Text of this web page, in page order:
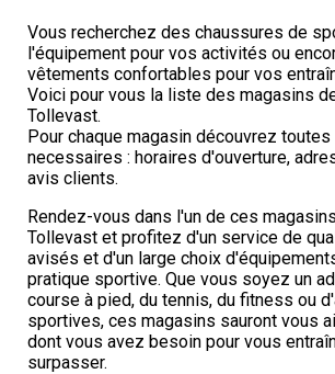
Vous recherchez des chaussures de
l'équipement pour vos activités ou
vêtements confortables pour vos
Voici pour vous la liste des magasins
Tollevast.
Pour chaque magasin découvrez
necessaires : horaires d'ouverture,
avis clients.
Rendez-vous dans l'un de ces
Tollevast et profitez d'un service de
avisés et d'un large choix
pratique sportive. Que vous soyez un
course à pied, du tennis, du fitness ou
sportives, ces magasins sauront vous
dont vous avez besoin pour vous
surpasser.